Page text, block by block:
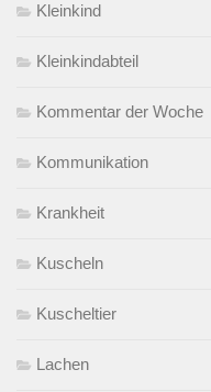
Kleinkind
Kleinkindabteil
Kommentar der Woche
Kommunikation
Krankheit
Kuscheln
Kuscheltier
Lachen